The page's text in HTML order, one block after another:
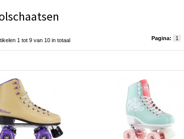
1 tot 9 van 10 in totaal Pagina: 1